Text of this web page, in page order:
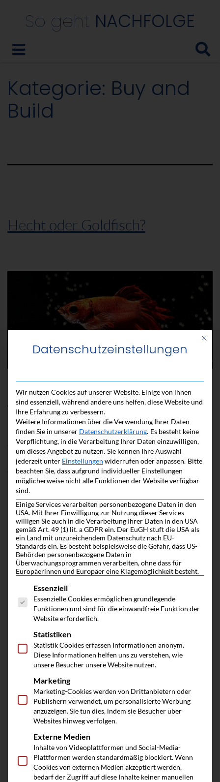
So geht NACHFOLGE
Kategorie: Buy and
Build
Hecht oder Goldfisch?
In unserem Auftaktbeitrag haben wir die
Wachstumsstrategie „Buy and Build“ vorgestellt.
Veröffentlicht am
26. April 2024
Kategorisiert alsBuy and Build
Verschlagwortet mitAktuelles,Newsletter
So geht
NACHFOLGE
eine Initiative von
Mit
Datenschutzeinstellungen
Wir nutzen Cookies auf unserer Website. Einige von ihnen
sind essenziell, während andere uns helfen, diese Website und
Ihre Erfahrung zu verbessern.
Weitere Informationen über die Verwendung Ihrer Daten
finden Sie in unserer Datenschutzerklärung. Es besteht keine
Verpflichtung, in die Verarbeitung Ihrer Daten einzuwilligen,
um dieses Angebot zu nutzen. Sie können Ihre Auswahl
jederzeit unter Einstellungen widerrufen oder anpassen. Bitte
beachten Sie, dass aufgrund individueller Einstellungen
möglicherweise nicht alle Funktionen der Website verfügbar
sind.
Einige Services verarbeiten personenbezogene Daten in den
USA. Mit Ihrer Einwilligung zur Nutzung dieser Services
willigen Sie auch in die Verarbeitung Ihrer Daten in den USA
gemäß Art. 49 (1) lit. a GDPR ein. Der EuGH stuft die USA als
ein Land mit unzureichendem Datenschutz nach EU-
Standards ein. Es besteht beispielsweise die Gefahr, dass US-
Behörden personenbezogene Daten in
Überwachungsprogrammen verarbeiten, ohne dass für
Europäerinnen und Europäer eine Klagemöglichkeit besteht.
Es folgt eine Liste der Service-Gruppen,
Essenziell
Essenzielle Cookies ermöglichen grundlegende
Funktionen und sind für die einwandfreie Funktion der
Website erforderlich.
Statistiken
Statistik Cookies erfassen Informationen anonym.
Diese Informationen helfen uns zu verstehen, wie
unsere Besucher unsere Website nutzen.
Marketing
Marketing-Cookies werden von Drittanbietern oder
Publishern verwendet, um personalisierte Werbung
anzuzeigen. Sie tun dies, indem sie Besucher über
Websites hinweg verfolgen.
Externe Medien
Inhalte von Videoplattformen und Social-Media-
Plattformen werden standardmäßig blockiert. Wenn
Cookies von externen Medien akzeptiert werden,
bedarf der Zugriff auf diese Inhalte keiner manuellen